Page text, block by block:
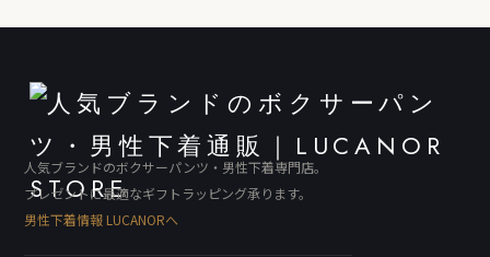
人気ブランドのボクサーパンツ・男性下着専門店。
プレゼントに最適なギフトラッピング承ります。
男性下着情報 LUCANORへ